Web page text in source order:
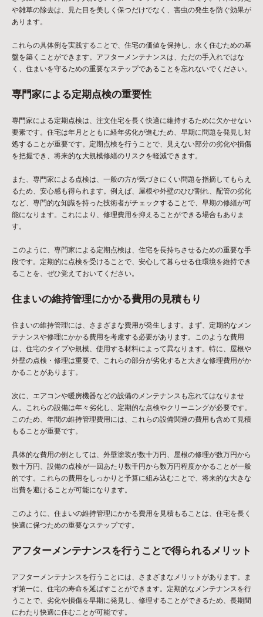
や雑草の除去は、見た目を美しく保つだけでなく、害虫の発生を防ぐ効果が
あります。
これらの具体例を実践することで、住宅の価値を保持し、永く住むための基
盤を築くことができます。アフターメンテナンスは、ただの手入れではな
く、住まいを守るための重要なステップであることを忘れないでください。
専門家による定期点検の重要性
専門家による定期点検は、注文住宅を長く快適に維持するために欠かせない
要素です。住宅は年月とともに経年劣化が進むため、早期に問題を発見し対
処することが重要です。定期点検を行うことで、見えない部分の劣化や損傷
を把握でき、将来的な大規模修繕のリスクを軽減できます。
また、専門家による点検は、一般の方が気づきにくい問題を指摘してもらえ
るため、安心感も得られます。例えば、屋根や外壁のひび割れ、配管の劣化
など、専門的な知識を持った技術者がチェックすることで、早期の修繕が可
能になります。これにより、修理費用を抑えることができる場合もありま
す。
このように、専門家による定期点検は、住宅を長持ちさせるための重要な手
段です。定期的に点検を受けることで、安心して暮らせる住環境を維持でき
ることを、ぜひ覚えておいてください。
住まいの維持管理にかかる費用の見積もり
住まいの維持管理には、さまざまな費用が発生します。まず、定期的なメン
テナンスや修理にかかる費用を考慮する必要があります。このような費用
は、住宅のタイプや規模、使用する材料によって異なります。特に、屋根や
外壁の点検・修理は重要で、これらの部分が劣化すると大きな修理費用がか
かることがあります。
次に、エアコンや暖房機器などの設備のメンテナンスも忘れてはなりませ
ん。これらの設備は年々劣化し、定期的な点検やクリーニングが必要です。
このため、年間の維持管理費用には、これらの設備関連の費用も含めて見積
もることが重要です。
具体的な費用の例としては、外壁塗装が数十万円、屋根の修理が数万円から
数十万円、設備の点検が一回あたり数千円から数万円程度かかることが一般
的です。これらの費用をしっかりと予算に組み込むことで、将来的な大きな
出費を避けることが可能になります。
このように、住まいの維持管理にかかる費用を見積もることは、住宅を長く
快適に保つための重要なステップです。
アフターメンテナンスを行うことで得られるメリット
アフターメンテナンスを行うことには、さまざまなメリットがあります。ま
ず第一に、住宅の寿命を延ばすことができます。定期的なメンテナンスを行
うことで、劣化や損傷を早期に発見し、修理することができるため、長期間
にわたり快適に住むことが可能です。